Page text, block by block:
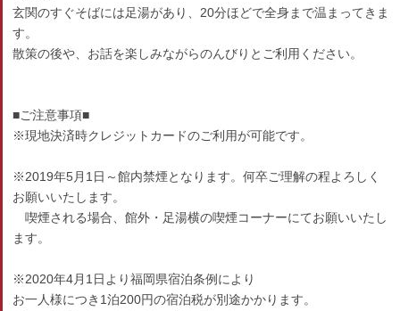
玄関のすぐそばには足湯があり、20分ほどで全身まで温まってきま
す。
散策の後や、お話を楽しみながらのんびりとご利用ください。
■ご注意事項■
※現地決済時クレジットカードのご利用が可能です。
※2019年5月1日～館内禁煙となります。何卒ご理解の程よろしく
お願いいたします。
喫煙される場合、館外・足湯横の喫煙コーナーにてお願いいたし
ます。
※2020年4月1日より福岡県宿泊条例により
お一人様につき1泊200円の宿泊税が別途かかります。